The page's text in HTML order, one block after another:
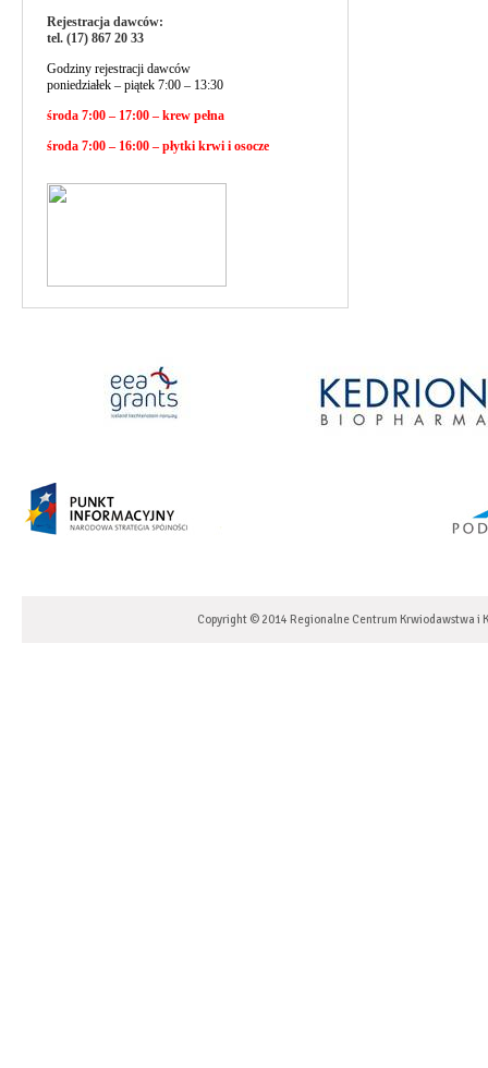
Rejestracja dawców:
tel. (17) 867 20 33
Godziny rejestracji dawców
poniedziałek – piątek 7:00 – 13:30
środa 7:00 – 17:00 – krew pełna
środa 7:00 – 16:00 – płytki krwi i osocze
Copyright © 2014 Regionalne Centrum Krwiodawstwa